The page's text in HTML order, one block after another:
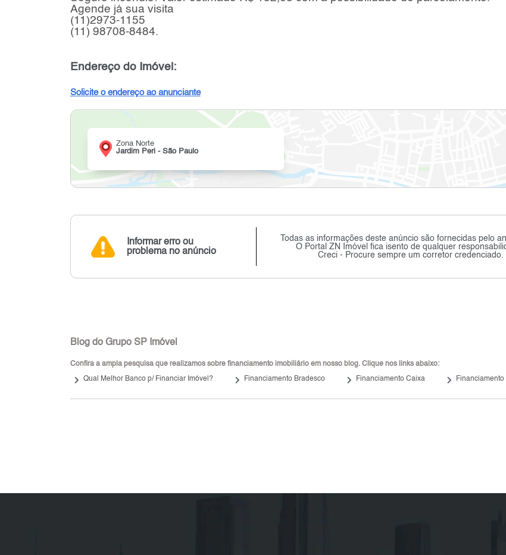
Agende já sua visita
(11)2973-1155
(11) 98708-8484.
Endereço do Imóvel:
Solicite o endereço ao anunciante
Zona Norte
Jardim Peri - São Paulo
Informar erro ou
problema no anúncio
Todas as informações deste anúncio são fornecidas pelo
O Portal ZN Imóvel fica isento de qualquer
Creci - Procure sempre um corretor credenciado.
Blog do Grupo SP Imóvel
Confira a ampla pesquisa que realizamos sobre financiamento imobiliário em nosso blog. Clique nos links abaixo:
keyboard_arrow_right Qual Melhor Banco p/ Financiar Imóvel? keyboard_arrow_right Financiamento Bradesco keyboard_arrow_right Financiamento Caixa keyboard_arrow_right Financiamento